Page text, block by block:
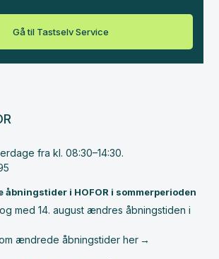
Gå til Tastselv Service
fra kl. 08:30–14:30.
i HOFOR i sommerperioden
med 14. august ændres åbningstiden i
ændrede åbningstider her